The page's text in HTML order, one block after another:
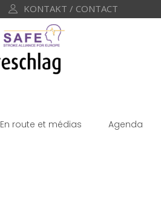
KONTAKT / CONTACT
En route et médias Agenda